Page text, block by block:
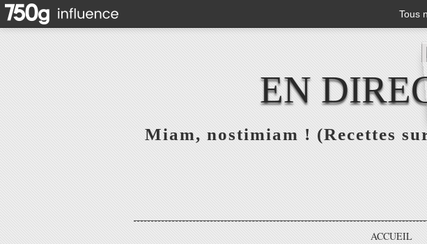
Tous
EN
Miam, nostimiam ! (Recettes
ACCUEIL